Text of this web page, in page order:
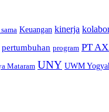
Keuangan kinerja
pertumbuhan program PT
Mataram UNY UWM